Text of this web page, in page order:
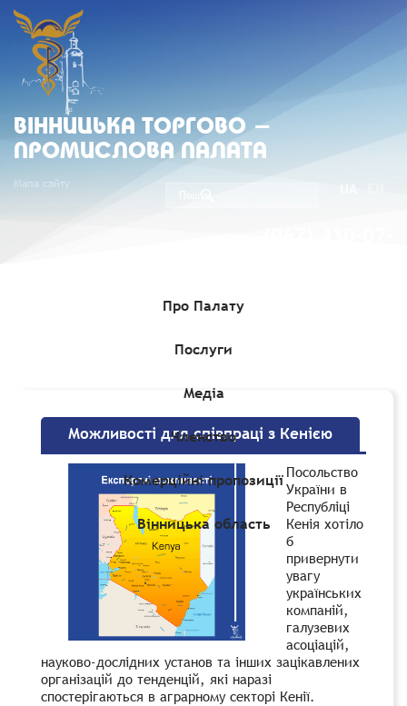
ВIННИЦЬКА ТОРГОВО -
ПРОМИСЛОВА ПАЛАТА
Мапа сайту
Про Палату
Послуги
Медіа
Членство
Комерційні пропозиції
Вінницька область
Експортні можливості
Можливості для співпраці з Кенією
Посольство
України в
Республіці
Кенія хотіло
б
привернути
увагу
українських
компаній,
галузевих
асоціацій,
науково-дослідних установ та інших зацікавлених
організацій до тенденцій, які наразі
спостерігаються в аграрному секторі Кенії.